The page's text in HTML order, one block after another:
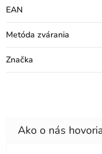
EAN
Metóda zvárania
Značka